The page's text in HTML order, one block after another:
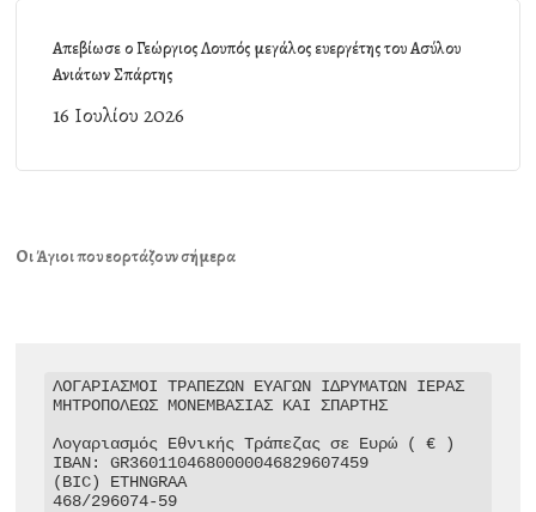
Απεβίωσε ο Γεώργιος Λουπός μεγάλος ευεργέτης του Ασύλου
Ανιάτων Σπάρτης
16 Ιουλίου 2026
Οι Άγιοι που εορτάζουν σήμερα
ΛΟΓΑΡΙΑΣΜΟΙ ΤΡΑΠΕΖΩΝ ΕΥΑΓΩΝ ΙΔΡΥΜΑΤΩΝ ΙΕΡΑΣ
ΜΗΤΡΟΠΟΛΕΩΣ ΜΟΝΕΜΒΑΣΙΑΣ ΚΑΙ ΣΠΑΡΤΗΣ
Λογαριασμός Εθνικής Τράπεζας σε Ευρώ ( € )
IBAN: GR3601104680000046829607459
(BIC) ETHNGRAA
468/296074-59